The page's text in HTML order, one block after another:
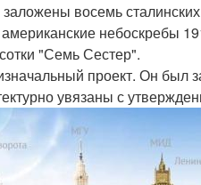
восемь
небоскребы
"Семь Сестер".
проект. Он был
увязаны с